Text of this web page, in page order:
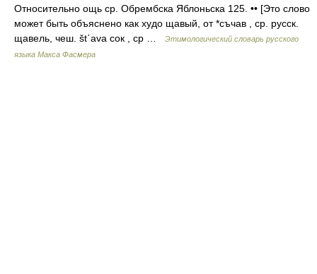
Относительно ощь ср. Обрембска Яблоньска 125. •• [Это слово
может быть объяснено как худо щавый, от *съчав , ср. русск.
щавель, чеш. št᾽avа сок , ср …
Этимологический словарь русского
языка Макса Фасмера